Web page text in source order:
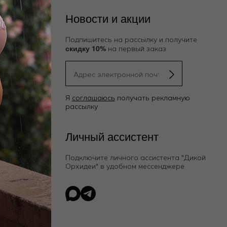
Новости и акции
Подпишитесь на рассылку и получите
скидку 10%на первый заказ
Я соглашаюсь получать рекламную
рассылку
Личный ассистент
Подключите личного ассистента "Дикой
Орхидеи" в удобном мессенджере